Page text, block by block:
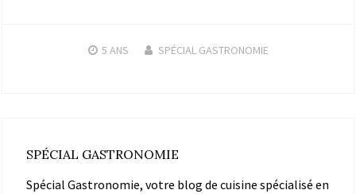
5 ANS SPÉCIAL GASTRONOMIE
SPÉCIAL GASTRONOMIE
Spécial Gastronomie, votre blog de cuisine spécialisé en